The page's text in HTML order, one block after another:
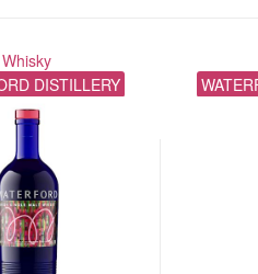
Whisky
DISTILLERY